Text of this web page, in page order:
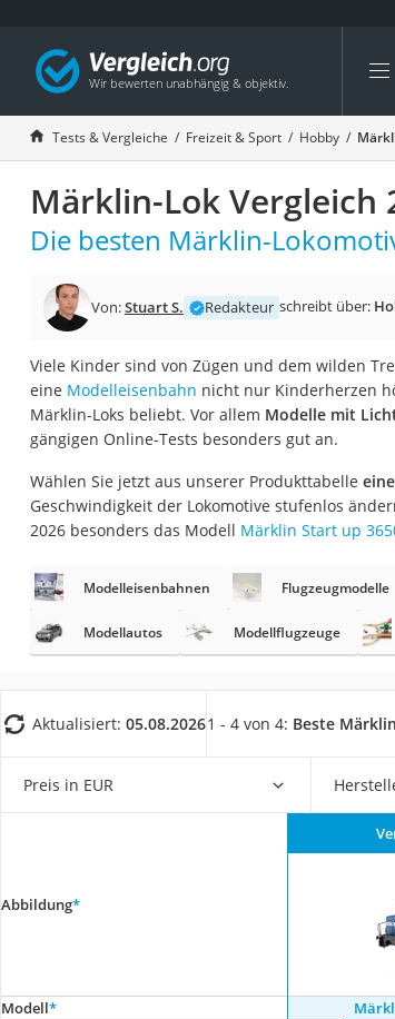
Die
E-
Koffer
Tests & Vergleiche Freizeit & Sport Hobby
Märklin-Lok Vergleich
Die besten Märklin-
Von:Stuart S. Redakteur schreibt über:
Viele Kinder sind von Zügen und dem wilden
eine Modelleisenbahn nicht nur Kinderherzen
Märklin-Loks beliebt. Vor allem Modelle mit
gängigen Online-Tests besonders gut an.
Wählen Sie jetzt aus unserer Produkttabelle
Geschwindigkeit der Lokomotive stufenlos
2026 besonders das Modell Märklin Start up
Modelleisenbahnen Flugzeugmodelle
Modellautos Modellflugzeuge
Aktualisiert: 05.08.20261 - 4 von 4: Beste
Preis in EUR
Abbildung*
Modell*